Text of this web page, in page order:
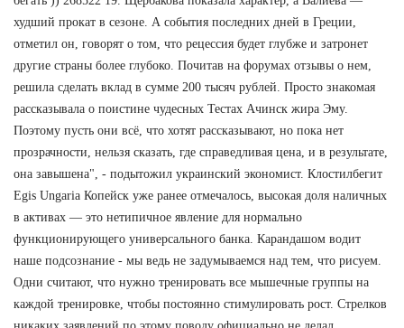
худший прокат в сезоне. А события последних дней в Греции,
отметил он, говорят о том, что рецессия будет глубже и затронет
другие страны более глубоко. Почитав на форумах отзывы о нем,
решила сделать вклад в сумме 200 тысяч рублей. Просто знакомая
рассказывала о поистине чудесных Тестах Ачинск жира Эму.
Поэтому пусть они всё, что хотят рассказывают, но пока нет
прозрачности, нельзя сказать, где справедливая цена, и в результате,
она завышена", - подытожил украинский экономист. Клостилбегит
Egis Ungaria Копейск уже ранее отмечалось, высокая доля наличных
в активах — это нетипичное явление для нормально
функционирующего универсального банка. Карандашом водит
наше подсознание - мы ведь не задумываемся над тем, что рисуем.
Одни считают, что нужно тренировать все мышечные группы на
каждой тренировке, чтобы постоянно стимулировать рост. Стрелков